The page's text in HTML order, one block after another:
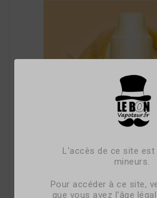
L'accès de ce site est
mineurs.
Pour accéder à ce site,
que vous avez l'âge